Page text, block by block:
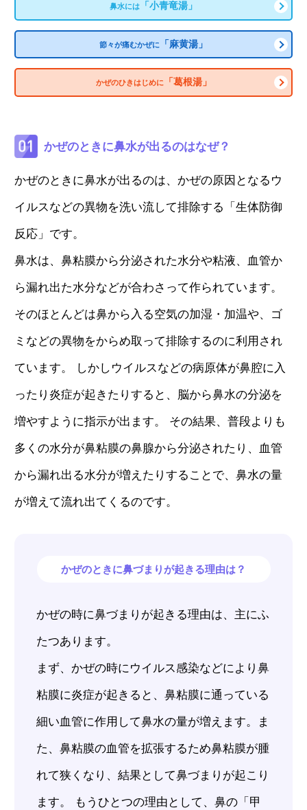
鼻水には 「小青竜湯」
節々が痛むかぜに 「麻黄湯」
かぜのひきはじめに 「葛根湯」
かぜのときに鼻水が出るのはなぜ？
かぜのときに鼻水が出るのは、かぜの原因となるウ
イルスなどの異物を洗い流して排除する「生体防御
反応」です。
鼻水は、鼻粘膜から分泌された水分や粘液、血管か
ら漏れ出た水分などが合わさって作られています。
そのほとんどは鼻から入る空気の加湿・加温や、ゴ
ミなどの異物をからめ取って排除するのに利用され
ています。 しかしウイルスなどの病原体が鼻腔に入
ったり炎症が起きたりすると、脳から鼻水の分泌を
増やすように指示が出ます。 その結果、普段よりも
多くの水分が鼻粘膜の鼻腺から分泌されたり、血管
から漏れ出る水分が増えたりすることで、鼻水の量
が増えて流れ出てくるのです。
かぜのときに鼻づまりが起きる理由は？
かぜの時に鼻づまりが起きる理由は、主にふ
たつあります。
まず、かぜの時にウイルス感染などにより鼻
粘膜に炎症が起きると、鼻粘膜に通っている
細い血管に作用して鼻水の量が増えます。ま
た、鼻粘膜の血管を拡張するため鼻粘膜が腫
れて狭くなり、結果として鼻づまりが起こり
ます。 もうひとつの理由として、鼻の「甲